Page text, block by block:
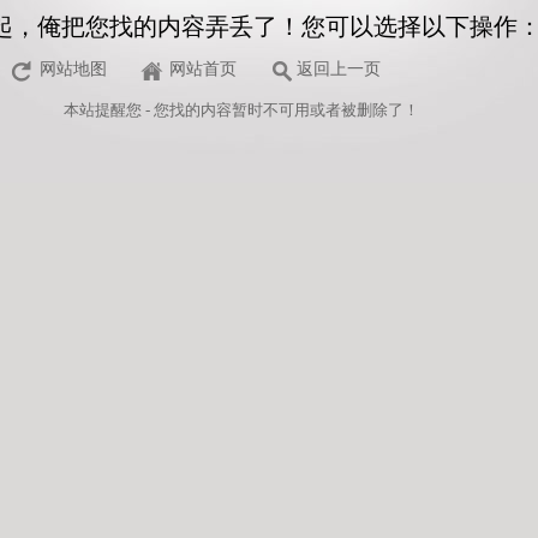
，俺把您找的内容弄丢了！您可以选择以下操作
网站地图 网站首页 返回上一页
本站提醒您 - 您找的内容暂时不可用或者被删除了！